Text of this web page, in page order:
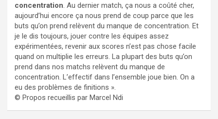
concentration. Au dernier match, ça nous a coûté cher,
aujourd’hui encore ça nous prend de coup parce que les
buts qu’on prend relèvent du manque de concentration. Et
je le dis toujours, jouer contre les équipes assez
expérimentées, revenir aux scores n’est pas chose facile
quand on multiplie les erreurs. La plupart des buts qu’on
prend dans nos matchs relèvent du manque de
concentration. L’effectif dans l’ensemble joue bien. On a
eu des problèmes de finitions ».
© Propos recueillis par Marcel Ndi